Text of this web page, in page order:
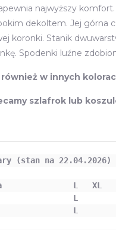
najwyższy
dekoltem. Jej górna
koronki. Stanik
Spodenki luźne
w innych
szlafrok lub
L   XL
L